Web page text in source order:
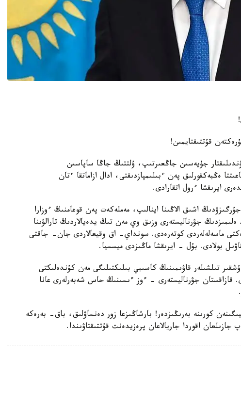
قۇتتىقتايمىن!
جۇيەسىن جاڭعىرتىپ، ۇلتتىڭ جاڭا ساپاسىن
ەڭبەكقورلىق پەن ءبىلىمپازدىقتى، ادال ازاماتقا ءتان
ايرىقشا ءرول اتقارادى.
جۇرگىزۋدىڭ اشىق الاڭىنا اينالىپ، مەملەكەت پەن قوعامنىڭ ءوزارا
جۋرناليستەرى وزىق وي مەن تىڭ يدەيالاردىڭ تارالۋىنا
ماسەلەلەردى كوتەرەدى. سونداي- اق وقيعالاردى جان- جاقتى
بولادى. بۇل - ايرىقشا ماڭىزدى ميسسيا.
تىلشىلەر قاۋىمىنىڭ كاسىبي بىلىكتىلىگى مەن كۇندەلىكتى
قازاقستان جۋرناليستەرى - ءوز ءىسىنىڭ حاس شەبەرلەرى عانا
كورىنە بەرىڭىزدەر! بارشاڭىزعا زور دەنساۋلىق، باق- بەرەكە
اقوردا جاريالاعان پرەزيدەنت قۇتتىقتاۋىندا.